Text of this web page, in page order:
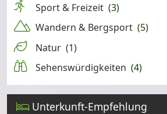
Sport & Freizeit (3)
Wandern & Bergsport (5)
Natur (1)
Sehenswürdigkeiten (4)
Unterkunft-Empfehlung